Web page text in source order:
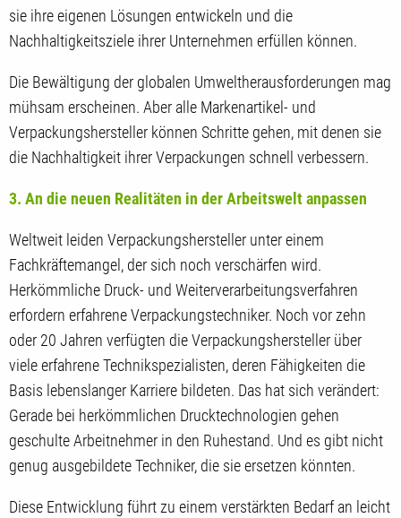
sie ihre eigenen Lösungen entwickeln und die
Nachhaltigkeitsziele ihrer Unternehmen erfüllen können.
Die Bewältigung der globalen Umweltherausforderungen mag
mühsam erscheinen. Aber alle Markenartikel- und
Verpackungshersteller können Schritte gehen, mit denen sie
die Nachhaltigkeit ihrer Verpackungen schnell verbessern.
3. An die neuen Realitäten in der Arbeitswelt anpassen
Weltweit leiden Verpackungshersteller unter einem
Fachkräftemangel, der sich noch verschärfen wird.
Herkömmliche Druck- und Weiterverarbeitungsverfahren
erfordern erfahrene Verpackungstechniker. Noch vor zehn
oder 20 Jahren verfügten die Verpackungshersteller über
viele erfahrene Technikspezialisten, deren Fähigkeiten die
Basis lebenslanger Karriere bildeten. Das hat sich verändert:
Gerade bei herkömmlichen Drucktechnologien gehen
geschulte Arbeitnehmer in den Ruhestand. Und es gibt nicht
genug ausgebildete Techniker, die sie ersetzen könnten.
Diese Entwicklung führt zu einem verstärkten Bedarf an leicht